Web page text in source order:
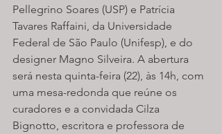
Pellegrino Soares (USP) e Patrícia
Tavares Raffaini, da Universidade
Federal de São Paulo (Unifesp), e do
designer Magno Silveira. A abertura
será nesta quinta-feira (22), às 14h, com
uma mesa-redonda que reúne os
curadores e a convidada Cilza
Bignotto, escritora e professora de